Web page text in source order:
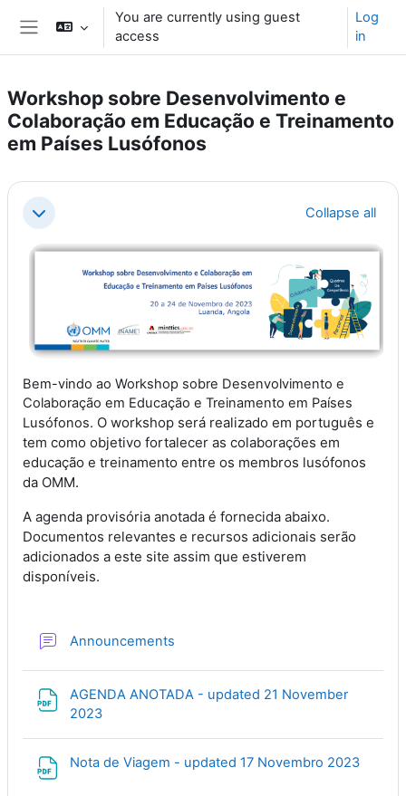
Skip to main content
You are currently using guest
access
Log
in
Workshop sobre Desenvolvimento e
Colaboração em Educação e Treinamento
em Países Lusófonos
Section outline
Collapse Collapse all
Bem-vindo ao Workshop sobre Desenvolvimento e
Colaboração em Educação e Treinamento em Países
Lusófonos. O workshop será realizado em português e
tem como objetivo fortalecer as colaborações em
educação e treinamento entre os membros lusófonos
da OMM.
A agenda provisória anotada é fornecida abaixo.
Documentos relevantes e recursos adicionais serão
adicionados a este site assim que estiverem
disponíveis.
Announcements
AGENDA ANOTADA - updated 21 November
2023
Nota de Viagem - updated 17 Novembro 2023File